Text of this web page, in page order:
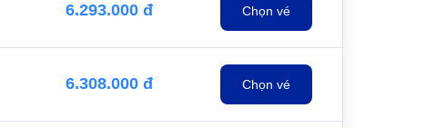
6.293.000 đ Chọn vé
6.308.000 đ Chọn vé